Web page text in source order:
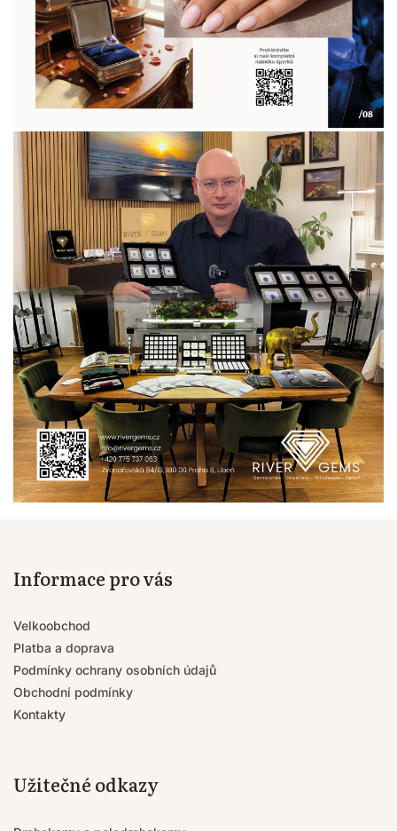
Informace pro vás
Velkoobchod
Platba a doprava
Podmínky ochrany osobních údajů
Obchodní podmínky
Kontakty
Užitečné odkazy